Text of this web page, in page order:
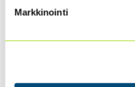
Markkinointi